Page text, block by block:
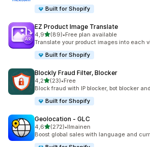
Built for Shopify
EZ Product Image Translate
4,9/ 5 tähteä
(89)
89 arvostelua yhteensä
•Free plan available
Translate your product images into each
Built for Shopify
Blockly Fraud Filter, Blocker
4,2/ 5 tähteä
(23)
23 arvostelua yhteensä
•Free
Block fraud with IP blocker, bot blocker
Built for Shopify
Geolocation ‑ GLC
4,6/ 5 tähteä
(272)
272 arvostelua yhteensä
•Ilmainen
Boost global sales with language and